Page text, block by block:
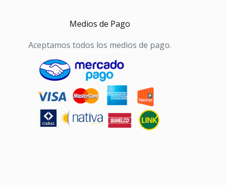
Medios de Pago
Aceptamos todos los medios de pago.